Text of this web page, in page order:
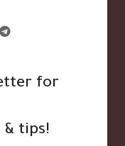
for
& tips!